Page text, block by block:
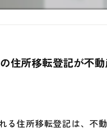
住所移転登記が不
る住所移転登記は、